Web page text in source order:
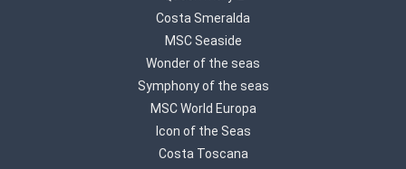
Costa Smeralda
MSC Seaside
Wonder of the seas
Symphony of the seas
MSC World Europa
Icon of the Seas
Costa Toscana